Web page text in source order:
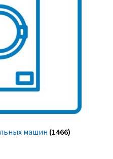
машин (1466)